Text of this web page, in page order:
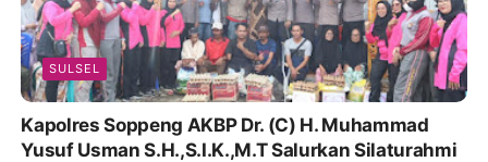
SULSEL
Kapolres Soppeng AKBP Dr. (C) H. Muhammad
Yusuf Usman S.H.,S.I.K.,M.T Salurkan Silaturahmi